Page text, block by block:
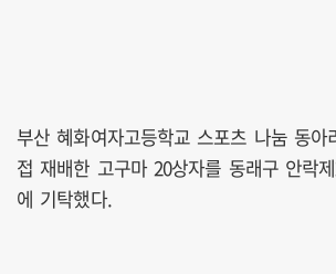
부산 혜화여자고등학교 스포츠 나눔 동아
접 재배한 고구마 20상자를 동래구 안락
에 기탁했다.